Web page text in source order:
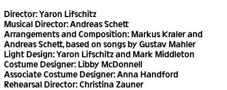
Director: Yaron Lifschitz
Musical Director: Andreas Schett
Arrangements and Composition: Markus Kraler and
Andreas Schett, based on songs by Gustav Mahler
Light Design: Yaron Lifschitz and Mark Middleton
Costume Designer: Libby McDonnell
Associate Costume Designer: Anna Handford
Rehearsal Director: Christina Zauner